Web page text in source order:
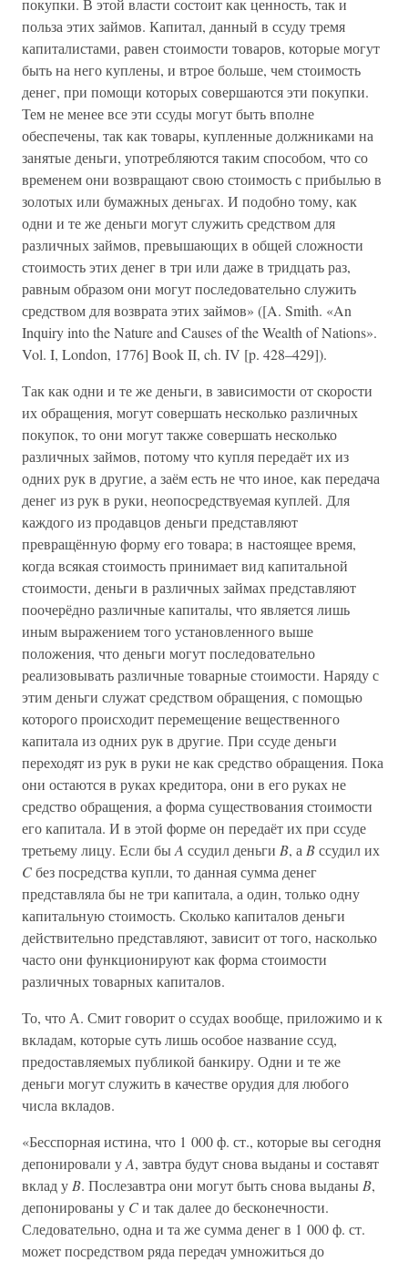
покупки. В этой власти состоит как ценность, так и
польза этих займов. Капитал, данный в ссуду тремя
капиталистами, равен стоимости товаров, которые могут
быть на него куплены, и втрое больше, чем стоимость
денег, при помощи которых совершаются эти покупки.
Тем не менее все эти ссуды могут быть вполне
обеспечены, так как товары, купленные должниками на
занятые деньги, употребляются таким способом, что со
временем они возвращают свою стоимость с прибылью в
золотых или бумажных деньгах. И подобно тому, как
одни и те же деньги могут служить средством для
различных займов, превышающих в общей сложности
стоимость этих денег в три или даже в тридцать раз,
равным образом они могут последовательно служить
средством для возврата этих займов» ([A. Smith. «An
Inquiry into the Nature and Causes of the Wealth of Nations».
Vol. I, London, 1776] Book II, ch. IV [p. 428–429]).
Так как одни и те же деньги, в зависимости от скорости
их обращения, могут совершать несколько различных
покупок, то они могут также совершать несколько
различных займов, потому что купля передаёт их из
одних рук в другие, а заём есть не что иное, как передача
денег из рук в руки, неопосредствуемая куплей. Для
каждого из продавцов деньги представляют
превращённую форму его товара; в настоящее время,
когда всякая стоимость принимает вид капитальной
стоимости, деньги в различных займах представляют
поочерёдно различные капиталы, что является лишь
иным выражением того установленного выше
положения, что деньги могут последовательно
реализовывать различные товарные стоимости. Наряду с
этим деньги служат средством обращения, с помощью
которого происходит перемещение вещественного
капитала из одних рук в другие. При ссуде деньги
переходят из рук в руки не как средство обращения. Пока
они остаются в руках кредитора, они в его руках не
средство обращения, а форма существования стоимости
его капитала. И в этой форме он передаёт их при ссуде
третьему лицу. Если быA ссудил деньги B, а Bссудил их
Cбез посредства купли, то данная сумма денег
представляла бы не три капитала, а один, только одну
капитальную стоимость. Сколько капиталов деньги
действительно представляют, зависит от того, насколько
часто они функционируют как форма стоимости
различных товарных капиталов.
То, что А. Смит говорит о ссудах вообще, приложимо и к
вкладам, которые суть лишь особое название ссуд,
предоставляемых публикой банкиру. Одни и те же
деньги могут служить в качестве орудия для любого
числа вкладов.
«Бесспорная истина, что 1 000 ф. ст., которые вы сегодня
депонировали уA, завтра будут снова выданы и составят
вклад у B. Послезавтра они могут быть снова выданы B,
депонированы у Cи так далее до бесконечности.
Следовательно, одна и та же сумма денег в 1 000 ф. ст.
может посредством ряда передач умножиться до